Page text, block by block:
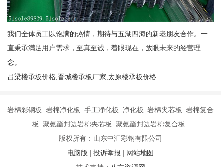
我们全体员工以饱满的热情，期待与五湖四海的新老朋友合作。一
直秉承满足用户需求，至真至诚，着眼现在，放眼未来的经营理
念。
吕梁楼承板价格,晋城楼承板厂家,太原楼承板价格
岩棉彩钢板 岩棉净化板 手工净化板 净化板 岩棉夹芯板 岩棉复合
板 聚氨酯封边岩棉夹芯板 聚氨酯封边岩棉复合板
版权所有：山东中汇彩钢有限公司
电脑版 | 投诉举报 | 网站地图